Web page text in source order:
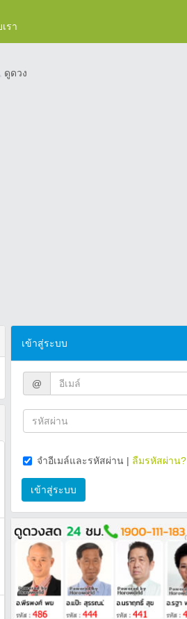
รา
ดูดวง
เข้าสู่ระบบ
@
จำอีเมล์และรหัสผ่าน | ลืมรหัสผ่าน?
เข้าสู่ระบบ